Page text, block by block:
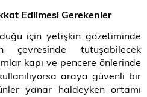
Edilmesi Gerekenler
için yetişkin gözetiminde
çevresinde tutuşabilecek
kapı ve pencere önlerinde
araya güvenli bir
yanar haldeyken ortamı